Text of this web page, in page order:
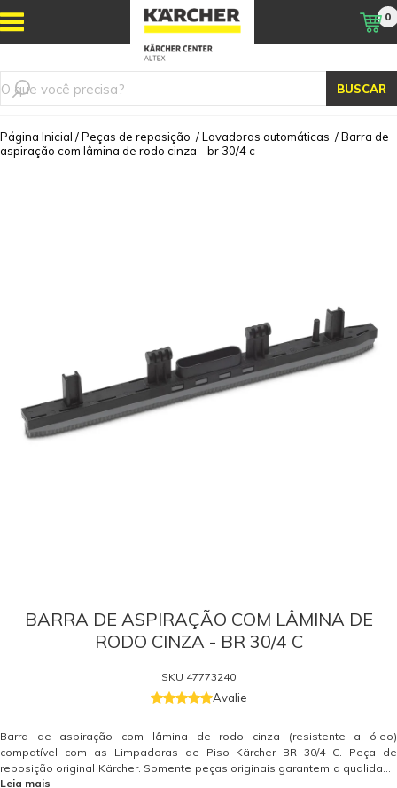
BUSCAR
0
Página Inicial /Peças de reposição /Lavadoras automáticas /Barra de
aspiração com lâmina de rodo cinza - br 30/4 c
BARRA DE ASPIRAÇÃO COM LÂMINA DE
RODO CINZA - BR 30/4 C
SKU 47773240
Avalie
Barra de aspiração com lâmina de rodo cinza (resistente a óleo)
compatível com as Limpadoras de Piso Kärcher BR 30/4 C. Peça de
reposição original Kärcher. Somente peças originais garantem a qualidade
e a segurança do equipamento e do operador. Caso tenha dúvidas
Leia mais